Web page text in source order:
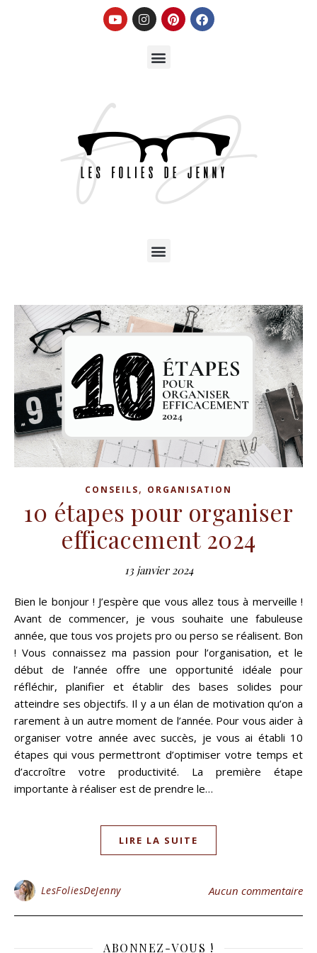
CONSEILS, ORGANISATION
10 étapes pour organiser
efficacement 2024
13 janvier 2024
Bien le bonjour ! J’espère que vous allez tous à merveille !
Avant de commencer, je vous souhaite une fabuleuse
année, que tous vos projets pro ou perso se réalisent. Bon
! Vous connaissez ma passion pour l’organisation, et le
début de l’année offre une opportunité idéale pour
réfléchir, planifier et établir des bases solides pour
atteindre ses objectifs. Il y a un élan de motivation qu’on a
rarement à un autre moment de l’année. Pour vous aider à
organiser votre année avec succès, je vous ai établi 10
étapes qui vous permettront d’optimiser votre temps et
d’accroître votre productivité. La première étape
importante à réaliser est de prendre le…
LIRE LA SUITE
LesFoliesDeJenny Aucun commentaire
ABONNEZ-VOUS !